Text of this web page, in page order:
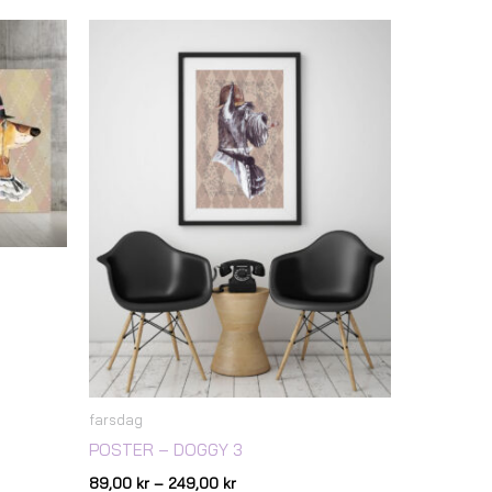
farsdag
POSTER – DOGGY 3
89,00 kr – 249,00 kr
till
249,00 kr